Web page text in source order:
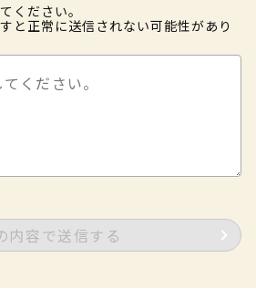
ください。
と正常に送信されない可能性があり
内容で送信する